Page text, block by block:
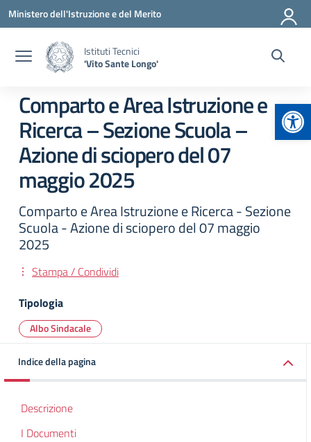
Vai ai contenuti
Vai al menu di navigazione
Vai al footer
Ministero dell'Istruzione e del Merito
Istituti Tecnici
'Vito Sante Longo'
Comparto e Area Istruzione e
Ricerca – Sezione Scuola –
Azione di sciopero del 07
maggio 2025
Comparto e Area Istruzione e Ricerca - Sezione
Scuola - Azione di sciopero del 07 maggio
2025
Stampa / Condividi
Tipologia
Albo Sindacale
Indice della pagina
Descrizione
I Documenti